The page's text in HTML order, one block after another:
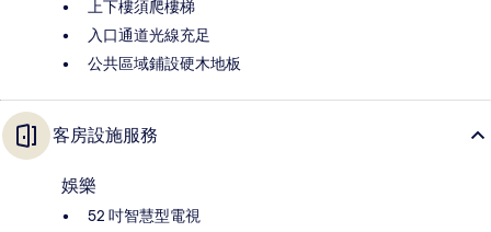
上下樓須爬樓梯
入口通道光線充足
公共區域鋪設硬木地板
客房設施服務
娛樂
52 吋智慧型電視